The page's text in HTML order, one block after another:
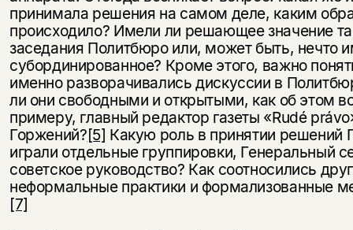
принимала решения на самом деле, каким
происходило? Имели ли решающее значение
заседания Политбюро или, может быть, нечто
субординированное? Кроме этого, важно
именно разворачивались дискуссии в
ли они свободными и открытыми, как об этом
примеру, главный редактор газеты «Rudé
Горжений?[5] Какую роль в принятии решений
играли отдельные группировки, Генеральный
советское руководство? Как соотносились
неформальные практики и формализованные
[7]